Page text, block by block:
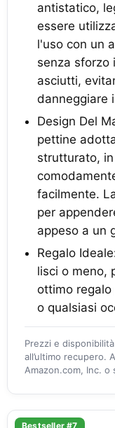
antistatico,
essere
l'uso con un
senza sforzo
asciutti,
danneggiare
Design Del
pettine
strutturato,
facilmente.
per
appeso a un
Regalo
lisci o meno,
ottimo regalo
o qualsiasi
Prezzi e
all’ultimo recupero.
Amazon.com, Inc. o
Bestseller #7